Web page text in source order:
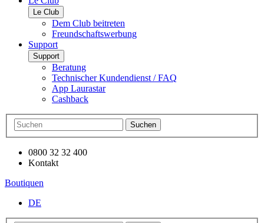
Le Club
Dem Club beitreten
Freundschaftswerbung
Support
Support
Beratung
Technischer Kundendienst / FAQ
App Laurastar
Cashback
Suchen
0800 32 32 400
Kontakt
Boutiquen
DE